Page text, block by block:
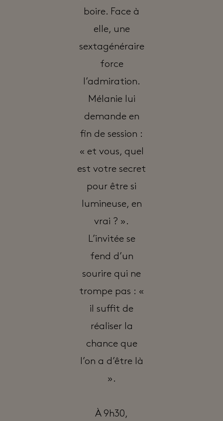
boire. Face à
elle, une
sextagénéraire
force
l’admiration.
Mélanie lui
demande en
fin de session :
« et vous, quel
est votre secret
pour être si
lumineuse, en
vrai ? ».
L’invitée se
fend d’un
sourire qui ne
trompe pas : «
il suffit de
réaliser la
chance que
l’on a d’être là
».
À 9h30,